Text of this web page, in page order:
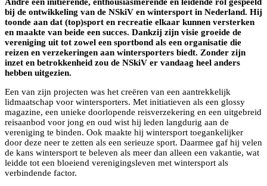
bij de ontwikkeling van de NSkiV en wintersport in Nederland. Hij
toonde aan dat (top)sport en recreatie elkaar kunnen versterken
en maakte van beide een succes. Dankzij zijn visie groeide de
vereniging uit tot zowel een sportbond als een organisatie die
reizen en verzekeringen aan wintersporters biedt. Zonder zijn
inzet en betrokkenheid zou de NSkiV er vandaag heel anders
hebben uitgezien.
Een van zijn projecten was het creëren van een aantrekkelijk
lidmaatschap voor wintersporters. Met initiatieven als een glossy
magazine, een unieke doorlopende reisverzekering en een uitgebreid
reisaanbod voor jong en oud wist hij leden langdurig aan de
vereniging te binden. Ook maakte hij wintersport toegankelijker
door deze neer te zetten als een serieuze sport. Daarmee gaf hij velen
de kans wintersport te beleven als meer dan alleen een vakantie, wat
leidde tot een bloeiend verenigingsleven met wintersport als
verbindende factor.